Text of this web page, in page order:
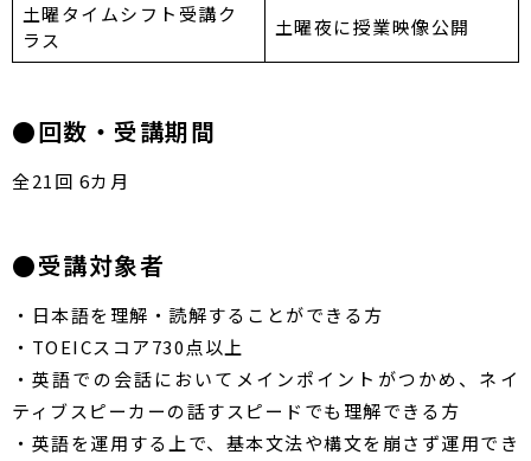
土曜タイムシフト受講ク
ラス
土曜夜に授業映像公開
●回数・受講期間
全21回 6カ月
●受講対象者
・日本語を理解・読解することができる方
・TOEICスコア730点以上
・英語での会話においてメインポイントがつかめ、ネイ
ティブスピーカーの話すスピードでも理解できる方
・英語を運用する上で、基本文法や構文を崩さず運用でき